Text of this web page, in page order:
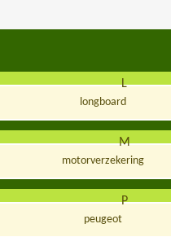
L
longboard
M
motorverzekering
P
peugeot